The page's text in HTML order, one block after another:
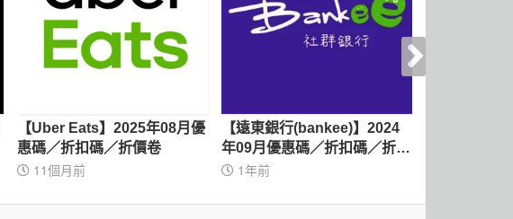
【Uber Eats】2025年08月優
惠碼／折扣碼／折價卷
11個月前
【遠東銀行(bankee)】2024
年09月優惠碼／折扣碼／折價
卷 1年前